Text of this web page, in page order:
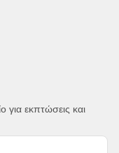
για εκπτώσεις και